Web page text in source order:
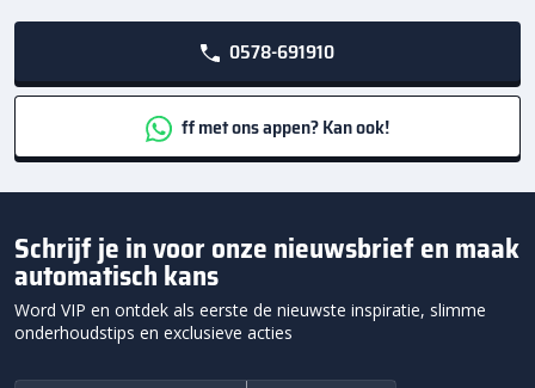
0578-691910
ff met ons appen? Kan ook!
Schrijf je in voor onze nieuwsbrief en maak
automatisch kans
Word VIP en ontdek als eerste de nieuwste inspiratie, slimme
onderhoudstips en exclusieve acties